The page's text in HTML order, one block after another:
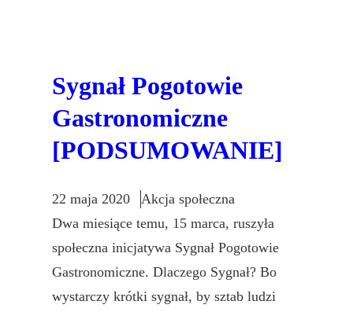
Sygnał Pogotowie
Gastronomiczne
[PODSUMOWANIE]
22 maja 2020
Akcja społeczna
Dwa miesiące temu, 15 marca, ruszyła
społeczna inicjatywa Sygnał Pogotowie
Gastronomiczne. Dlaczego Sygnał? Bo
wystarczy krótki sygnał, by sztab ludzi